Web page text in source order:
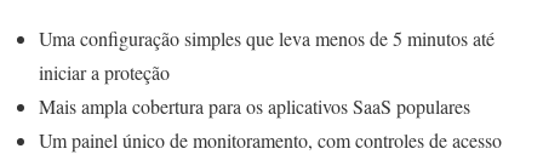
Uma configuração simples que leva menos de 5 minutos até
iniciar a proteção
Mais ampla cobertura para os aplicativos SaaS populares
Um painel único de monitoramento, com controles de acesso